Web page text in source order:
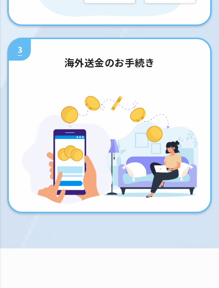
3
海外送金のお手続き